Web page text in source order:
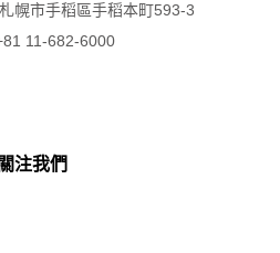
幌市手稻區手稻本町593-3
11-682-6000
關注我們